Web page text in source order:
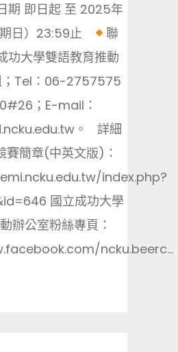
期 即日起 至 2025年
日）23:59止
聯
功大學雙語教育推動
；Tel：06-2757575
；E-mail：
。 詳細
賽簡章(中英文版)：
index.php?
國立成功大學
辦公室粉絲專頁：
ncku.beerc...